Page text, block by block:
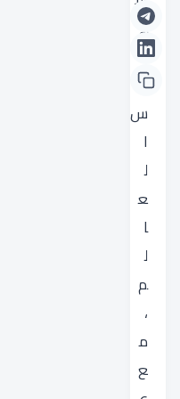
خ
ك
أ
س
ا
ل
ع
ا
ل
م
،
م
ع